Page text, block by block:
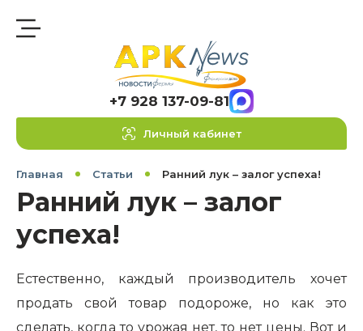
+7 928 137-09-81
Личный кабинет
Главная Статьи Ранний лук – залог успеха!
Ранний лук – залог
успеха!
Естественно, каждый производитель хочет
продать свой товар подороже, но как это
сделать, когда то урожая нет, то нет цены. Вот и